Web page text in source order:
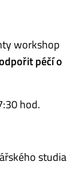
workshop
péčí o
hod.
studia